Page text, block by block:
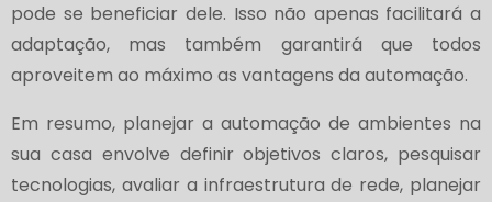
pode se beneficiar dele. Isso não apenas facilitará a
adaptação, mas também garantirá que todos
aproveitem ao máximo as vantagens da automação.
Em resumo, planejar a automação de ambientes na
sua casa envolve definir objetivos claros, pesquisar
tecnologias, avaliar a infraestrutura de rede, planejar